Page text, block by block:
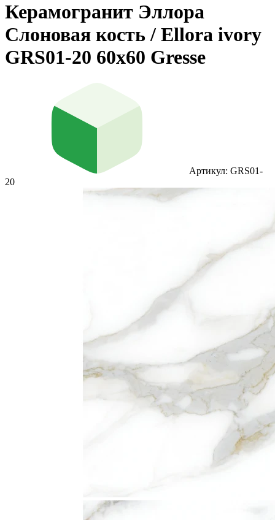
Керамогранит Эллора
Слоновая кость / Ellora ivory
GRS01-20 60х60 Gresse
Артикул: GRS01-
20